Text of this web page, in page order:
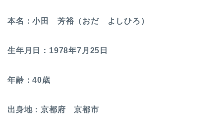
本名：小田 芳裕（おだ よしひろ）
生年月日：1978年7月25日
年齢：40歳
出身地：京都府 京都市